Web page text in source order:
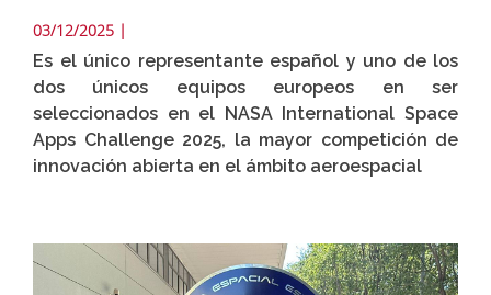
03/12/2025 |
Es el único representante español y uno de los
dos únicos equipos europeos en ser
seleccionados en el NASA International Space
Apps Challenge 2025, la mayor competición de
innovación abierta en el ámbito aeroespacial